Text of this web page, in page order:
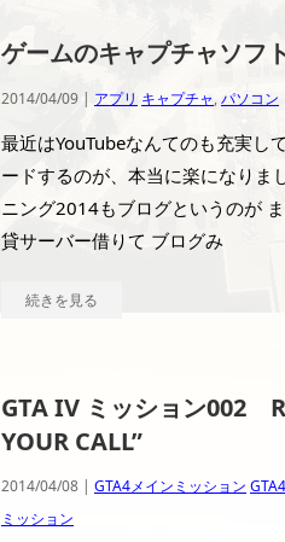
ゲームのキャプチャソフ
2014/04/09 | アプリ キャプチャ,パソコン
最近はYouTubeなんてのも充実し
ードするのが、本当に楽になりま
ニング2014もブログというのが
貸サーバー借りて ブログみ
続きを見る
GTA IV ミッション002
YOUR CALL”
2014/04/08 | GTA4メインミッション GTA4
ミッション